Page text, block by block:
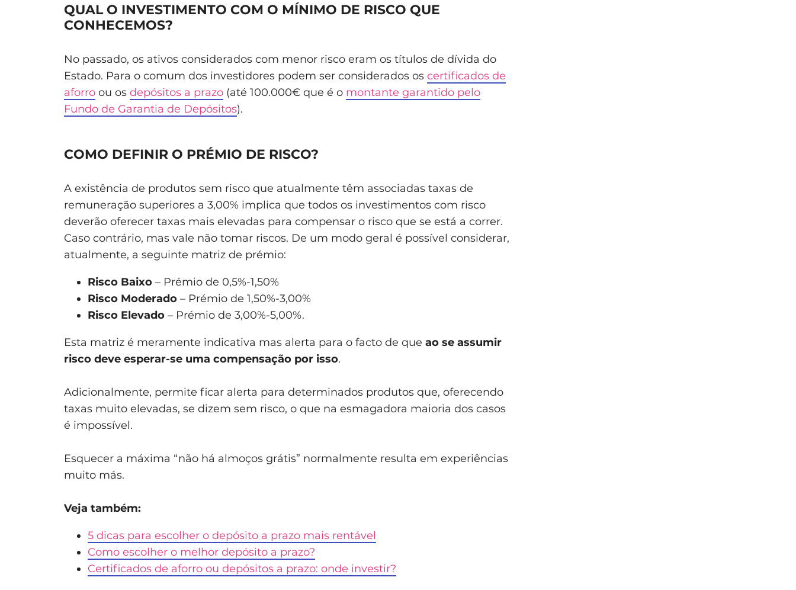
QUAL O INVESTIMENTO COM O MÍNIMO DE RISCO QUE
CONHECEMOS?
No passado, os ativos considerados com menor risco eram os títulos de dívida do
Estado. Para o comum dos investidores podem ser considerados os certificados de
aforro ou os depósitos a prazo (até 100.000€ que é o montante garantido pelo
Fundo de Garantia de Depósitos).
COMO DEFINIR O PRÉMIO DE RISCO?
A existência de produtos sem risco que atualmente têm associadas taxas de
remuneração superiores a 3,00% implica que todos os investimentos com risco
deverão oferecer taxas mais elevadas para compensar o risco que se está a correr.
Caso contrário, mas vale não tomar riscos. De um modo geral é possível considerar,
atualmente, a seguinte matriz de prémio:
Risco Baixo – Prémio de 0,5%-1,50%
Risco Moderado – Prémio de 1,50%-3,00%
Risco Elevado – Prémio de 3,00%-5,00%.
Esta matriz é meramente indicativa mas alerta para o facto de que ao se assumir
risco deve esperar-se uma compensação por isso.
Adicionalmente, permite ficar alerta para determinados produtos que, oferecendo
taxas muito elevadas, se dizem sem risco, o que na esmagadora maioria dos casos
é impossível.
Esquecer a máxima “não há almoços grátis” normalmente resulta em experiências
muito más.
Veja também:
5 dicas para escolher o depósito a prazo mais rentável
Como escolher o melhor depósito a prazo?
Certificados de aforro ou depósitos a prazo: onde investir?